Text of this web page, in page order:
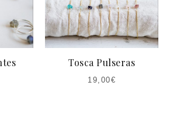
Tosca Pulseras
19,00€